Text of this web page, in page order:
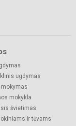
ugdymas
mokykla
švietimas
ir tėvams